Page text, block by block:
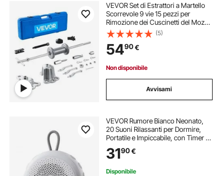
VEVOR Set di Estrattori a Martello
Scorrevole 9 vie 15 pezzi per
Rimozione dei Cuscinetti del Mozzo
Ruota Anteriore Kit di Estrattori per
Alberi Ammaccati del Mozzo Asse
di Ruota Posteriore
(5)
5490€
Non disponibile
Avvisami
VEVOR Rumore Bianco Neonato,
20 Suoni Rilassanti per Dormire,
Portatile e Impiccabile, con Timer di
Spegnimento Automatico, Luce ad
Anello Soffusa e Funzione di
3190€
Disponibile